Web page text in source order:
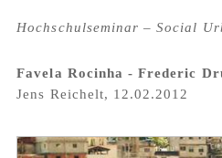
Hochschulseminar – Social
Favela Rocinha - Frederic
Jens Reichelt, 12.02.2012